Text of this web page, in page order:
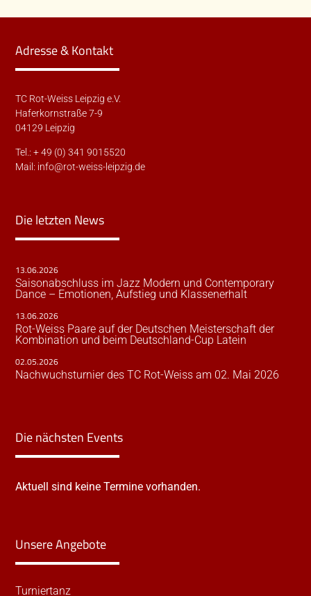
Adresse & Kontakt
TC Rot-Weiss Leipzig e.V.
Haferkornstraße 7-9
04129 Leipzig
Tel.: + 49 (0) 341 9015520
Mail: info@rot-weiss-leipzig.de
Die letzten News
13.06.2026
Saisonabschluss im Jazz Modern und Contemporary
Dance – Emotionen, Aufstieg und Klassenerhalt
13.06.2026
Rot-Weiss Paare auf der Deutschen Meisterschaft der
Kombination und beim Deutschland-Cup Latein
02.05.2026
Nachwuchsturnier des TC Rot-Weiss am 02. Mai 2026
Die nächsten Events
Aktuell sind keine Termine vorhanden.
Unsere Angebote
Turniertanz